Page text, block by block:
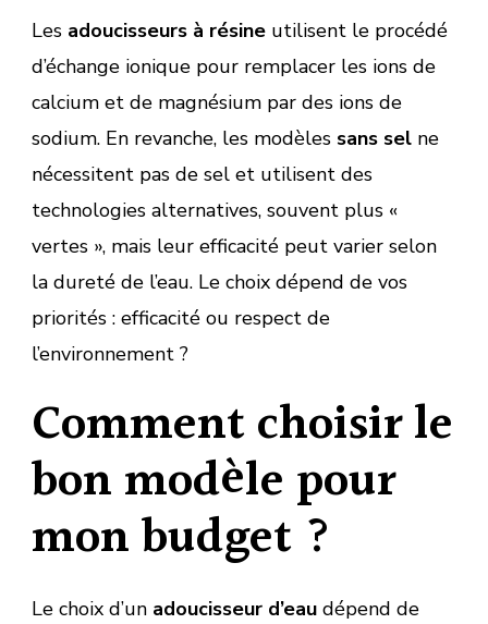
Les adoucisseurs à résine utilisent le procédé
d’échange ionique pour remplacer les ions de
calcium et de magnésium par des ions de
sodium. En revanche, les modèles sans sel ne
nécessitent pas de sel et utilisent des
technologies alternatives, souvent plus «
vertes », mais leur efficacité peut varier selon
la dureté de l’eau. Le choix dépend de vos
priorités : efficacité ou respect de
l’environnement ?
Comment choisir le
bon modèle pour
mon budget ?
Le choix d’un adoucisseur d’eau dépend de